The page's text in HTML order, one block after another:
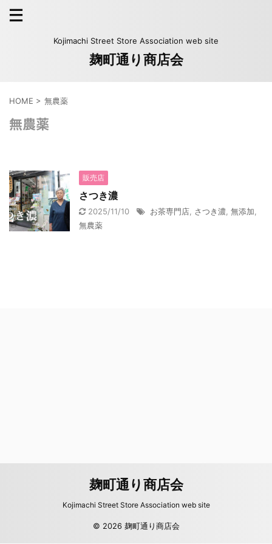
Kojimachi Street Store Association web site
麹町通り商店会
HOME > 無農薬
無農薬
販売店
さつき濃
2025/11/10 お茶専門店 さつき濃 無添加
無農薬
麹町通り商店会
Kojimachi Street Store Association web site
© 2026 麹町通り商店会